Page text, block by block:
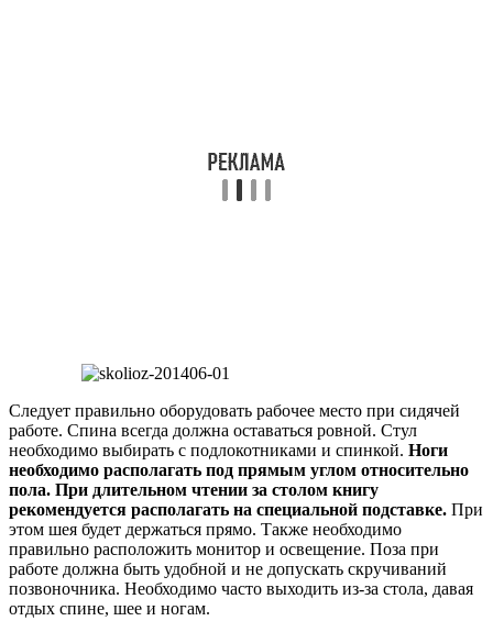
Следует правильно оборудовать рабочее место при сидячей
работе. Спина всегда должна оставаться ровной. Стул
необходимо выбирать с подлокотниками и спинкой. Ноги
необходимо располагать под прямым углом относительно
пола. При длительном чтении за столом книгу
рекомендуется располагать на специальной подставке. При
этом шея будет держаться прямо. Также необходимо
правильно расположить монитор и освещение. Поза при
работе должна быть удобной и не допускать скручиваний
позвоночника. Необходимо часто выходить из-за стола, давая
отдых спине, шее и ногам.